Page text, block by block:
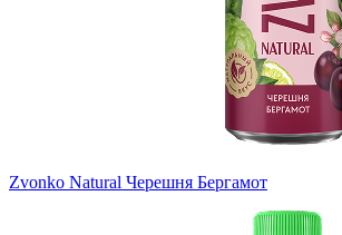
Zvonko Natural Черешня Бергамот